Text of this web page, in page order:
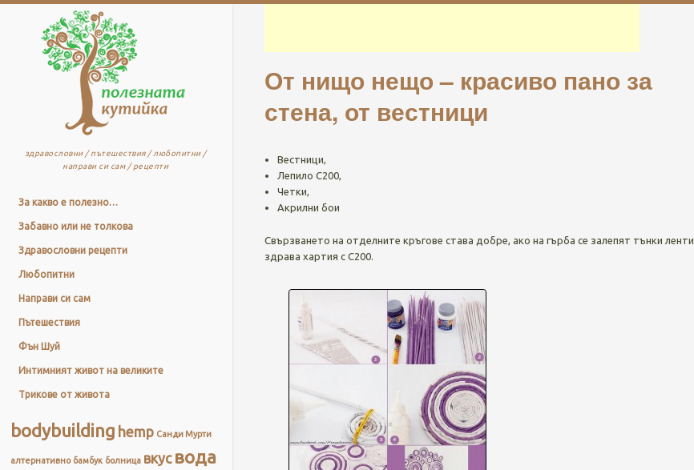
здравословни / пътешествия / любопитни /
направи си сам / рецепти
За какво е полезно…
Забавно или не толкова
Здравословни рецепти
Любопитни
Направи си сам
Пътешествия
Фън Шуй
Интимният живот на великите
Трикове от живота
bodybuilding hemp Санди Мурти
алтернативно бамбук болница вкус вода
От нищо нещо – красиво пано за
стена, от вестници
Вестници,
Лепило C200,
Четки,
Акрилни бои
Свързването на отделните кръгове става добре, ако на гърба се залепят тънки ленти
здрава хартия с С200.